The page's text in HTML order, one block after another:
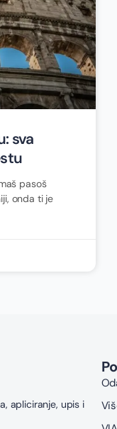
sva
pasoš
onda ti je
apliciranje, upis i